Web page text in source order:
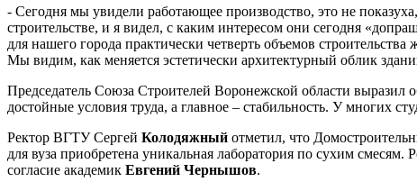
- Сегодня мы увидели работающее производство, это не
строительстве, и я видел, с каким интересом они сегодня
для нашего города практически четверть объемов
Мы видим, как меняется эстетически архитектурный облик
Председатель Союза Строителей Воронежской области выразил
достойные условия труда, а главное – стабильность. У многих
Ректор ВГТУ Сергей Колодяжный отметил, что
для вуза приобретена уникальная лаборатория по сухим
согласие академик Евгений Чернышов.